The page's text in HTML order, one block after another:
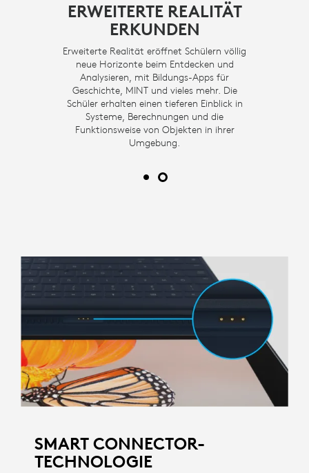
ERWEITERTE REALITÄT
ERKUNDEN
Erweiterte Realität eröffnet Schülern völlig
neue Horizonte beim Entdecken und
Analysieren, mit Bildungs-Apps für
Geschichte, MINT und vieles mehr. Die
Schüler erhalten einen tieferen Einblick in
Systeme, Berechnungen und die
Funktionsweise von Objekten in ihrer
Umgebung.
SMART CONNECTOR-
TECHNOLOGIE